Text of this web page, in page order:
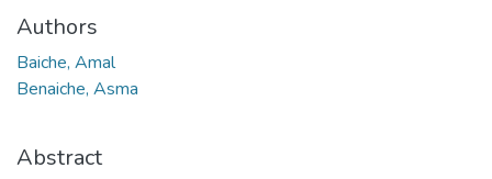
Authors
Baiche, Amal
Benaiche, Asma
Abstract